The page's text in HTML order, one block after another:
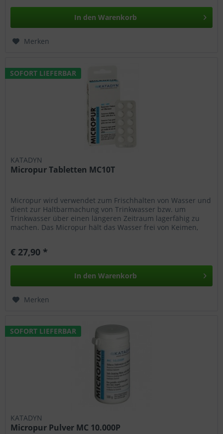
In den Warenkorb
Merken
SOFORT LIEFERBAR
KATADYN
Micropur Tabletten MC10T
Micropur wird verwendet zum Frischhalten von Wasser und
dient zur Haltbarmachung von Trinkwasser bzw. um
Trinkwasser über einen längeren Zeitraum lagerfähig zu
machen. Das Micropur hält das Wasser frei von Keimen,
€ 27,90 *
In den Warenkorb
Merken
SOFORT LIEFERBAR
KATADYN
Micropur Pulver MC 10.000P